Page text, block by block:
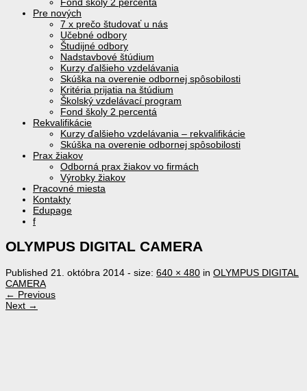
Pre nových
7 x prečo študovať u nás
Učebné odbory
Študijné odbory
Nadstavbové štúdium
Kurzy ďalšieho vzdelávania
Skúška na overenie odbornej spôsobilosti
Kritéria prijatia na štúdium
Školský vzdelávací program
Fond školy 2 percentá
Rekvalifikácie
Kurzy ďalšieho vzdelávania – rekvalifikácie
Skúška na overenie odbornej spôsobilosti
Prax žiakov
Odborná prax žiakov vo firmách
Výrobky žiakov
Pracovné miesta
Kontakty
Edupage
f
OLYMPUS DIGITAL CAMERA
Published 21. októbra 2014 - size: 640 × 480 in OLYMPUS DIGITAL
CAMERA
← Previous
Next →